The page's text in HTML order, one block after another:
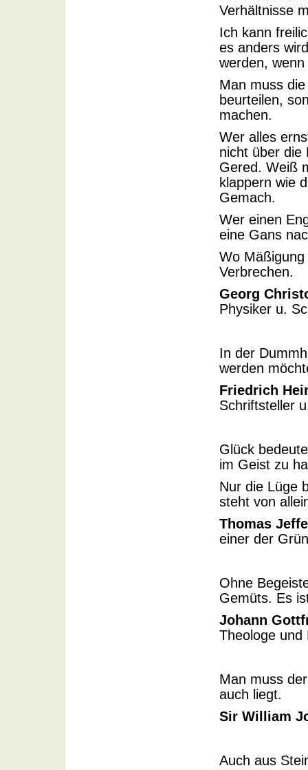
Verhältnisse
Ich kann
es anders
werden,
Man muss
beurteilen,
machen.
Wer alles
nicht über die
Gered. Weiß
klappern wie
Gemach.
Wer einen
eine Gans
Wo
Verbrechen.
Georg
Physiker u.
In der
werden
Friedrich
Schriftsteller
Glück
im Geist zu
Nur die Lüge
steht von
Thomas
einer der
Ohne
Gemüts. Es
Johann
Theologe und
Man muss
auch liegt.
Sir William
Auch aus